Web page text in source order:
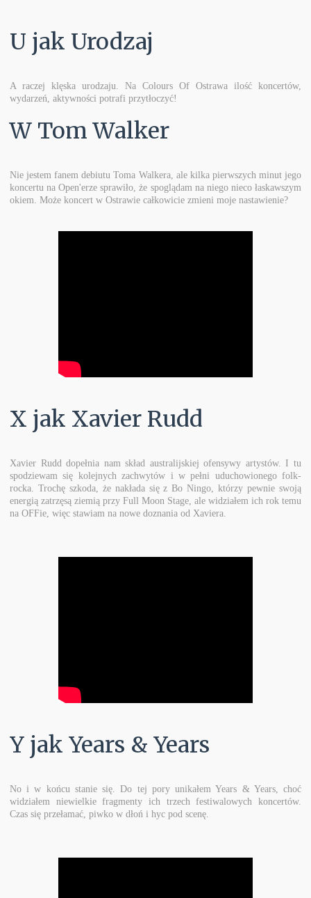
U jak Urodzaj
A raczej klęska urodzaju. Na Colours Of Ostrawa ilość koncertów,
wydarzeń, aktywności potrafi przytłoczyć!
W Tom Walker
Nie jestem fanem debiutu Toma Walkera, ale kilka pierwszych minut jego
koncertu na Open'erze sprawiło, że spoglądam na niego nieco łaskawszym
okiem. Może koncert w Ostrawie całkowicie zmieni moje nastawienie?
X jak Xavier Rudd
Xavier Rudd dopełnia nam skład australijskiej ofensywy artystów. I tu
spodziewam się kolejnych zachwytów i w pełni uduchowionego folk-
rocka. Trochę szkoda, że nakłada się z Bo Ningo, którzy pewnie swoją
energią zatrzęsą ziemią przy Full Moon Stage, ale widziałem ich rok temu
na OFFie, więc stawiam na nowe doznania od Xaviera.
Y jak Years & Years
No i w końcu stanie się. Do tej pory unikałem Years & Years, choć
widziałem niewielkie fragmenty ich trzech festiwalowych koncertów.
Czas się przełamać, piwko w dłoń i hyc pod scenę.